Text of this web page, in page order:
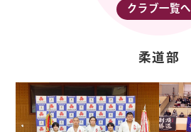
クラブ一覧へ
柔道部